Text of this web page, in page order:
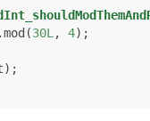
30L , 4);